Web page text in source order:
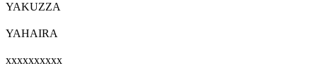
YAKUZZA
YAHAIRA
xxxxxxxxxx